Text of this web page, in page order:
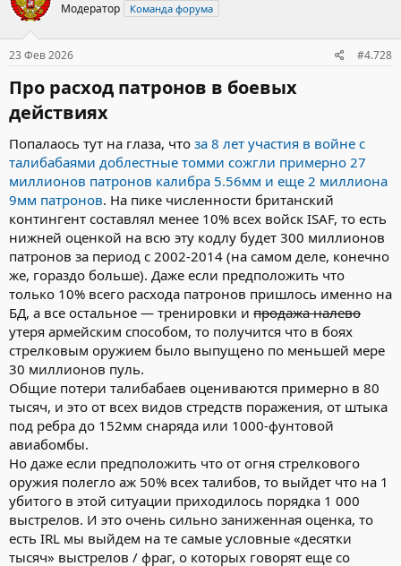
Модератор Команда форума
23 Фев 2026 #4.728
Про расход патронов в боевых
действиях​
Попалаось тут на глаза, что за 8 лет участия в войне с
талибабаями доблестные томми сожгли примерно 27
миллионов патронов калибра 5.56мм и еще 2 миллиона
9мм патронов. На пике численности британский
контингент составлял менее 10% всех войск ISAF, то есть
нижней оценкой на всю эту кодлу будет 300 миллионов
патронов за период с 2002-2014 (на самом деле, конечно
же, гораздо больше). Даже если предположить что
только 10% всего расхода патронов пришлось именно на
БД, а все остальное — тренировки и продажа налево
утеря армейским способом, то получится что в боях
стрелковым оружием было выпущено по меньшей мере
30 миллионов пуль.
Общие потери талибабаев оцениваются примерно в 80
тысяч, и это от всех видов стредств поражения, от штыка
под ребра до 152мм снаряда или 1000-фунтовой
авиабомбы.
Но даже если предположить что от огня стрелкового
оружия полегло аж 50% всех талибов, то выйдет что на 1
убитого в этой ситуации приходилось порядка 1 000
выстрелов. И это очень сильно заниженная оценка, то
есть IRL мы выйдем на те самые условные «десятки
тысяч» выстрелов / фраг, о которых говорят еще со